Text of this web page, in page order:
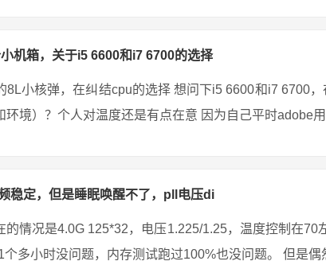
机箱，关于i5 6600和i7 6700的选择
8L小核弹，在纠结cpu的选择 想问下i5 6600和i7 6700
环境）？个人对温度还是有点在意 因为自己平时adobe
稳定，但是睡眠唤醒不了，pll电压di
的情况是4.0G 125*32，电压1.225/1.25，温度控制在70
多小时没问题，内存测试跑过100%也没问题。 但是